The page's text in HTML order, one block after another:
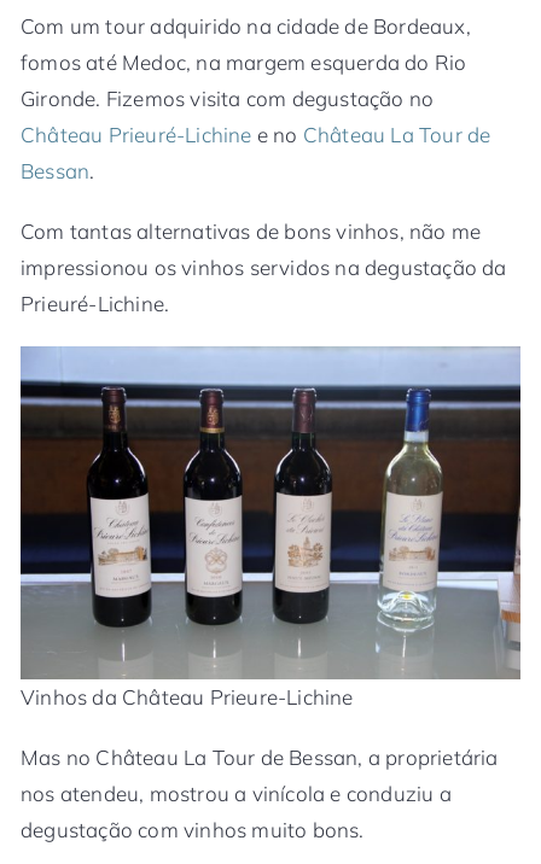
Com um tour adquirido na cidade de Bordeaux,
fomos até Medoc, na margem esquerda do Rio
Gironde. Fizemos visita com degustação no
Château Prieuré-Lichine e no Château La Tour de
Bessan.
Com tantas alternativas de bons vinhos, não me
impressionou os vinhos servidos na degustação da
Prieuré-Lichine.
Vinhos da Château Prieure-Lichine
Mas no Château La Tour de Bessan, a proprietária
nos atendeu, mostrou a vinícola e conduziu a
degustação com vinhos muito bons.